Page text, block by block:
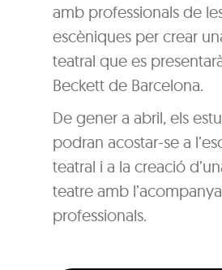
amb professionals de
escèniques per crear
teatral que es
Beckett de Barcelona.
De gener a abril, els
podran acostar-se a
teatral i a la creació
teatre amb
professionals.